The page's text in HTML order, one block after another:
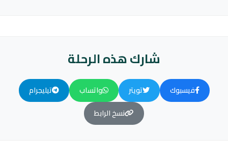
شارك هذه الرحلة
فيسبوك تويتر واتساب
تيليجرام
نسخ الرابط